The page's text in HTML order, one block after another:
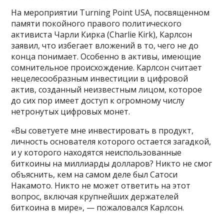
На мероприятии Turning Point USA, посвященном
памяти покойного правого политического
активиста Чарли Кирка (Charlie Kirk), Карлсон
заявил, что избегает вложений в то, чего не до
конца понимает. Особенно в активы, имеющие
сомнительное происхождение. Карлсон считает
нецелесообразным инвестиции в цифровой
актив, созданный неизвестным лицом, которое
до сих пор имеет доступ к огромному числу
нетронутых цифровых монет.
«Вы советуете мне инвестировать в продукт,
личность основателя которого остается загадкой,
и у которого находятся неиспользованные
биткоины на миллиарды долларов? Никто не смог
объяснить, кем на самом деле был Сатоси
Накамото. Никто не может ответить на этот
вопрос, включая крупнейших держателей
биткоина в мире», — пожаловался Карлсон.